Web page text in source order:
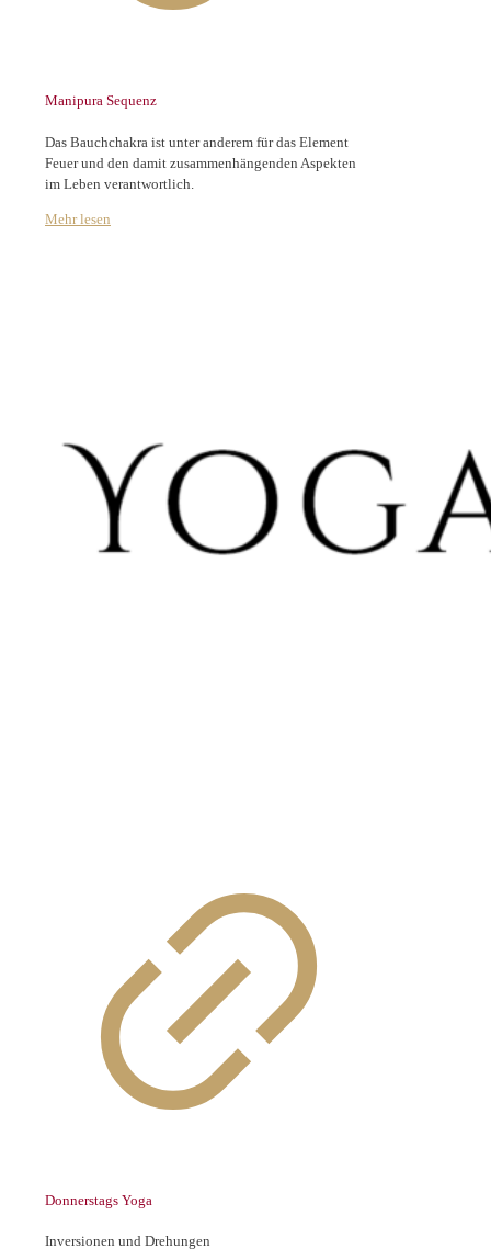
Manipura Sequenz
Das Bauchchakra ist unter anderem für das Element
Feuer und den damit zusammenhängenden Aspekten
im Leben verantwortlich.
Mehr lesen
Donnerstags Yoga
Inversionen und Drehungen